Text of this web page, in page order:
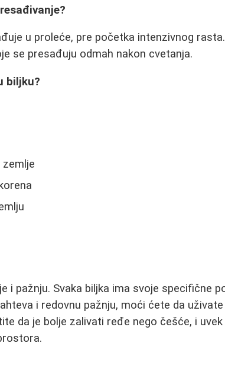
u proleće, pre početka intenzivnog
se presađuju odmah nakon cvetanja.
biljku?
i pažnju. Svaka biljka ima svoje specifične
i redovnu pažnju, moći ćete da
da je bolje zalivati ređe nego češće, i